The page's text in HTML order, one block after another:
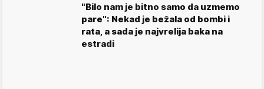
"Bilo nam je bitno samo da uzmemo
pare": Nekad je bežala od bombi i
rata, a sada je najvrelija baka na
estradi